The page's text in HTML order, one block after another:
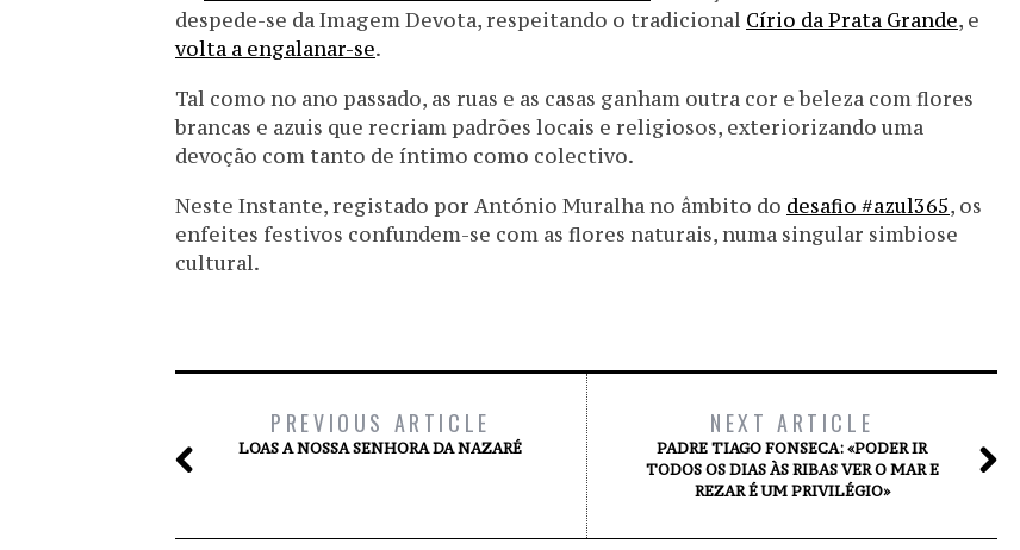
despede-se da Imagem Devota, respeitando o tradicional Círio da Prata Grande, e
volta a engalanar-se.
Tal como no ano passado, as ruas e as casas ganham outra cor e beleza com flores
brancas e azuis que recriam padrões locais e religiosos, exteriorizando uma
devoção com tanto de íntimo como colectivo.
Neste Instante, registado por António Muralha no âmbito do desafio #azul365, os
enfeites festivos confundem-se com as flores naturais, numa singular simbiose
cultural.
PREVIOUS ARTICLE
LOAS A NOSSA SENHORA DA NAZARÉ
NEXT ARTICLE
PADRE TIAGO FONSECA: «PODER IR
TODOS OS DIAS ÀS RIBAS VER O MAR E
REZAR É UM PRIVILÉGIO»